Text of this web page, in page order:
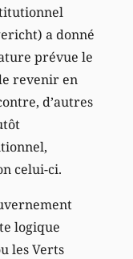
a donné
prévue le
revenir en
d’autres
celui-ci.
logique
les Verts